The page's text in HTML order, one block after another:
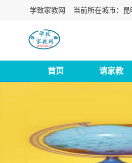
学致家教网 当前所在城市：昆
首页 请家教